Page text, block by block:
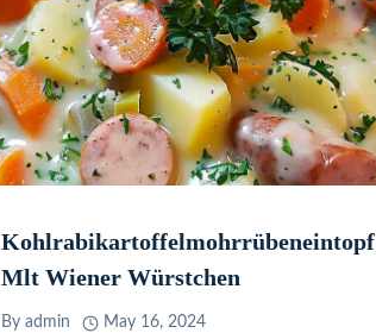
Kohlrabikartoffelmohrrübeneintopf
Mlt Wiener Würstchen
By admin May 16, 2024